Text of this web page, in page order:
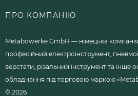
ПРО КОМПАНІЮ
Metabowerke GmbH — німецька
професійний електроінструмент,
верстати, різальний інструмент та інше
обладнання під торговою маркою
© 2026